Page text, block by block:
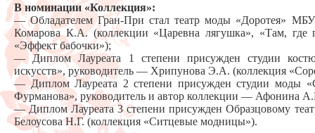
В номинации «Коллекция»:
— Обладателем Гран-При стал театр моды «Доротея»
Комарова К.А. (коллекции «Царевна лягушка», «Там, где
«Эффект бабочки»);
— Диплом Лауреата 1 степени присужден студии
искусств», руководитель — Хрипунова Э.А. (коллекция
— Диплом Лауреата 2 степени присужден студии моды
Фурманова», руководитель и автор коллекции — Афонина
— Диплом Лауреата 3 степени присужден Образцовому
Белоусова Н.Г. (коллекция «Ситцевые модницы»).